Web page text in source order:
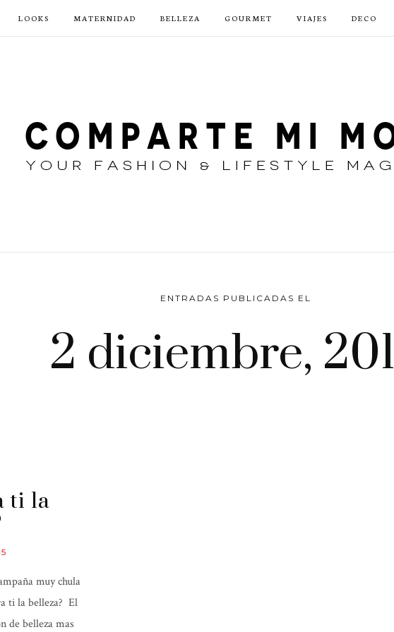
LOOKS MATERNIDAD BELLEZA GOURMET VIAJES DECO
ENTRADAS PUBLICADAS EL
2 diciembre,
ti la
muy chula
ti la belleza? El
de belleza mas